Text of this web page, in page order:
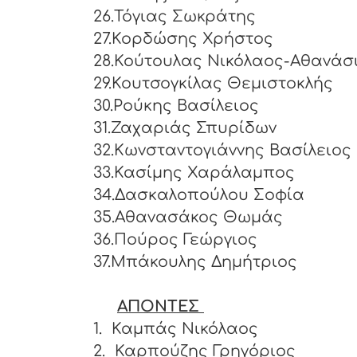
26.Τόγιας Σωκράτης
27.Κορδώσης Χρήστος
28.Κούτουλας Νικόλαος-
29.Κουτσογκίλας Θεμιστοκλής
30.Ρούκης Βασίλειος
31.Ζαχαριάς Σπυρίδων
32.Κωνσταντογιάννης Βασίλειος
33.Κασίμης Χαράλαμπος
34.Δασκαλοπούλου Σοφία
35.Αθανασάκος Θωμάς
36.Πούρος Γεώργιος
37.Μπάκουλης Δημήτριος
ΑΠΟΝΤΕΣ
1.
Καμπάς Νικόλαος
2.
Καρπούζης Γρηγόριος